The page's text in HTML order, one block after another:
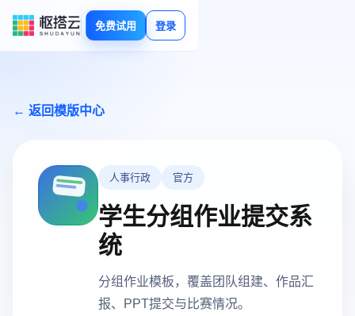
免费试用 登录
← 返回模版中心
人事行政 官方
学生分组作业提交系
统
分组作业模板，覆盖团队组建、作品汇
报、PPT提交与比赛情况。